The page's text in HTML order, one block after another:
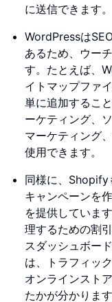
に送信できます。
WordPressは
あるため、ウー
す。たとえば、
イトマップファ
単に追加するこ
ーケティング、
マーケティング
使用できます。
同様に、Shopify
キャンペーンを
を提供していま
理するための割
スダッシュボー
は、トラフィッ
オンラインスト
たかが分かります